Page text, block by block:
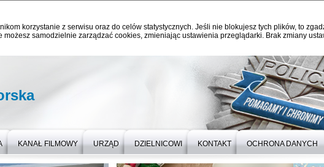
korzystanie z serwisu oraz do celów statystycznych. Jeśli nie blokujesz tych plików, to
samodzielnie zarządzać cookies, zmieniając ustawienia przeglądarki. Brak zmiany
KANAŁ FILMOWY URZĄD DZIELNICOWI KONTAKT OCHRONA DANYCH